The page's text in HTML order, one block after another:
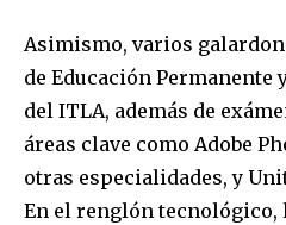
Asimismo, varios
de Educación Permanente
del ITLA, además de
áreas clave como Adobe
otras especialidades, y
En el renglón